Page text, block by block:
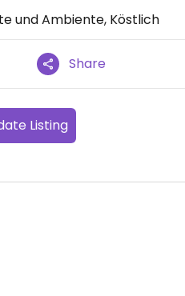
und Ambiente, Köstlich
Share
Listing